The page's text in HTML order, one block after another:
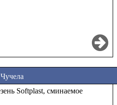
Чучела
Softplast, сминаемое